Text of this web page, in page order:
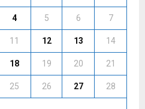
4 5 6 7
11 12 13 14
18 19 20 21
25 26 27 28